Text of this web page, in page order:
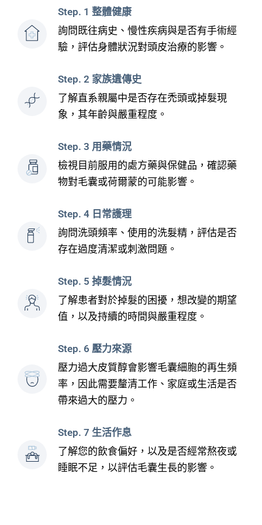
Step. 1 整體健康
詢問既往病史、慢性疾病與是否有手術經
驗，評估身體狀況對頭皮治療的影響。
Step. 2 家族遺傳史
了解直系親屬中是否存在禿頭或掉髮現
象，其年齡與嚴重程度。
Step. 3 用藥情況
檢視目前服用的處方藥與保健品，確認藥
物對毛囊或荷爾蒙的可能影響。
Step. 4 日常護理
詢問洗頭頻率、使用的洗髮精，評估是否
存在過度清潔或刺激問題。
Step. 5 掉髮情況
了解患者對於掉髮的困擾，想改變的期望
值，以及持續的時間與嚴重程度。
Step. 6 壓力來源
壓力過大皮質醇會影響毛囊細胞的再生頻
率，因此需要釐清工作、家庭或生活是否
帶來過大的壓力。
Step. 7 生活作息
了解您的飲食偏好，以及是否經常熬夜或
睡眠不足，以評估毛囊生長的影響。